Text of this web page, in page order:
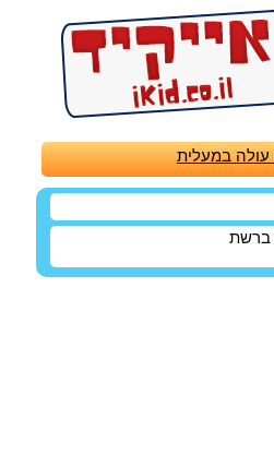
עולה במעלית
ברשת